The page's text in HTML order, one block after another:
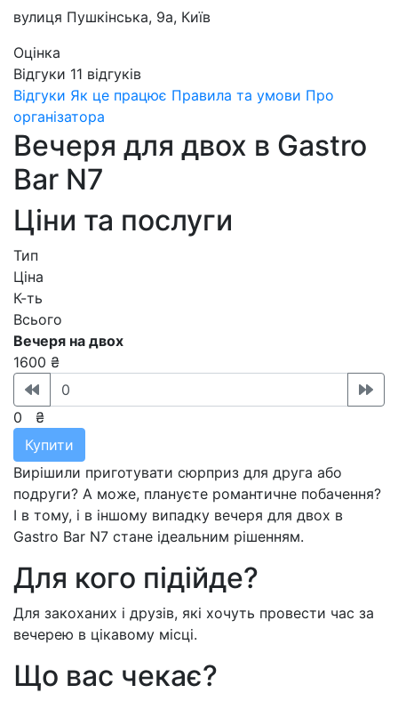
вулиця Пушкінська, 9а, Київ
Оцінка
Відгуки 11 відгуків
Відгуки Як це працює Правила та умови Про
організатора
Вечеря для двох в Gastro
Bar N7
Ціни та послуги
Тип
Ціна
К-ть
Всього
Вечеря на двох
1600 ₴
0
₴
Купити
Вирішили приготувати сюрприз для друга або
подруги? А може, плануєте романтичне побачення?
І в тому, і в іншому випадку вечеря для двох в
Gastro Bar N7 стане ідеальним рішенням.
Для кого підійде?
Для закоханих і друзів, які хочуть провести час за
вечерею в цікавому місці.
Що вас чекає?